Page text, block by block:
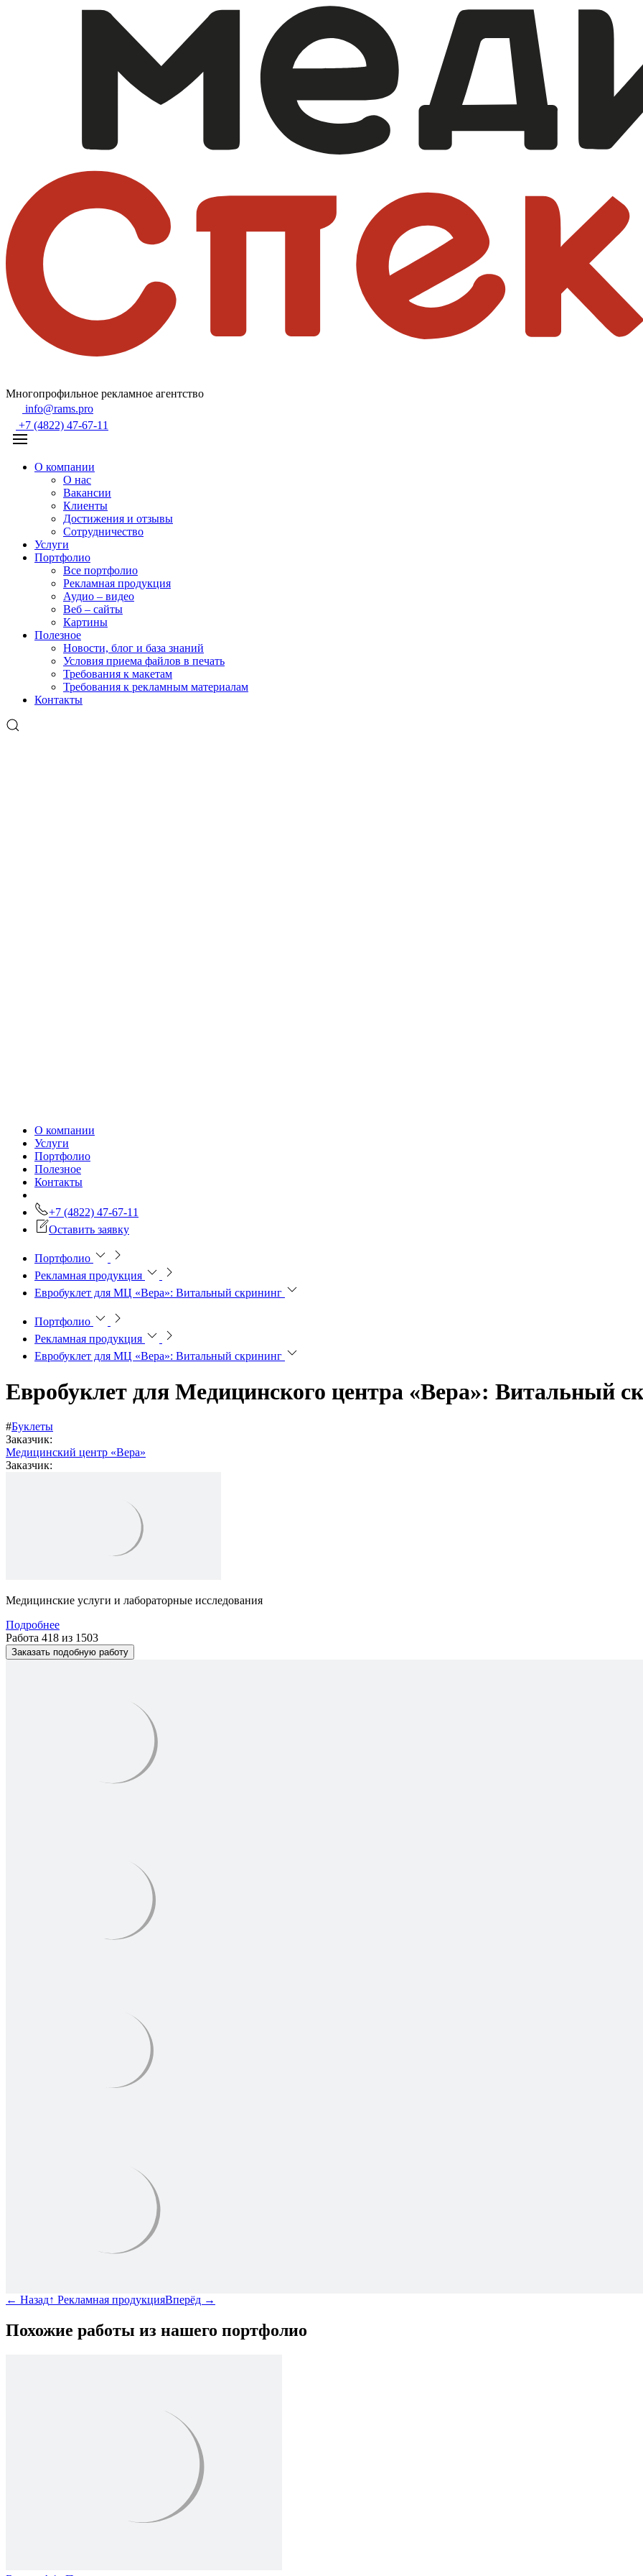
Многопрофильное рекламное агентство
info@rams.pro
+7 (4822) 47-67-11
О компании
О нас
Вакансии
Клиенты
Достижения и отзывы
Сотрудничество
Услуги
Портфолио
Все портфолио
Рекламная продукция
Аудио – видео
Веб – сайты
Картины
Полезное
Новости, блог и база знаний
Условия приема файлов в печать
Требования к макетам
Требования к рекламным материалам
Контакты
О компании
Услуги
Портфолио
Полезное
Контакты
+7 (4822) 47-67-11
Оставить заявку
Портфолио
Рекламная продукция
Евробуклет для МЦ «Вера»: Витальный скрининг
Портфолио
Рекламная продукция
Евробуклет для МЦ «Вера»: Витальный скрининг
Евробуклет для Медицинского центра «Вера»: Витальный
#Буклеты
Заказчик:
Медицинский центр «Вера»
Заказчик:
Медицинские услуги и лабораторные исследования
Подробнее
Работа 418 из 1503
Заказать подобную работу
← Назад↑ Рекламная продукцияВперёд →
Похожие работы из нашего портфолио